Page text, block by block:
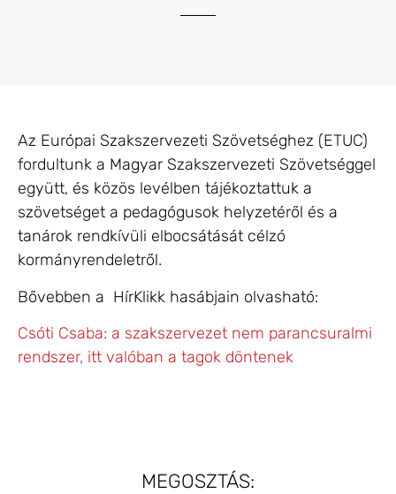
Az Európai Szakszervezeti Szövetséghez (ETUC)
fordultunk a Magyar Szakszervezeti Szövetséggel
együtt, és közös levélben tájékoztattuk a
szövetséget a pedagógusok helyzetéről és a
tanárok rendkívüli elbocsátását célzó
kormányrendeletről.
Bővebben a HírKlikk hasábjain olvasható:
Csóti Csaba: a szakszervezet nem parancsuralmi
rendszer, itt valóban a tagok döntenek
MEGOSZTÁS: